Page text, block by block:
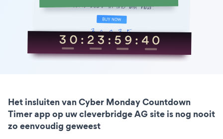
Het insluiten van Cyber Monday Countdown
Timer app op uw cleverbridge AG site is nog nooit
zo eenvoudig geweest